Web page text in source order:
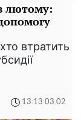
лютому:
втратить
13:13 03.02